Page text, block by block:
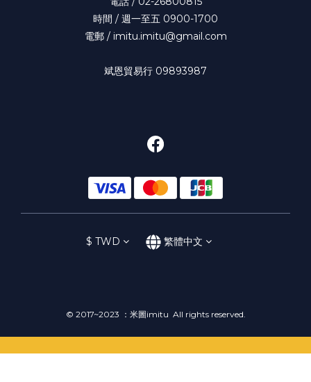
時間 / 週一至五 0900-1700
電郵 / imitu.imitu@gmail.com
斌恩貿易行 09893987
$ TWD 繁體中文
© 2017~2023 ：米圖imitu All rights reserved.